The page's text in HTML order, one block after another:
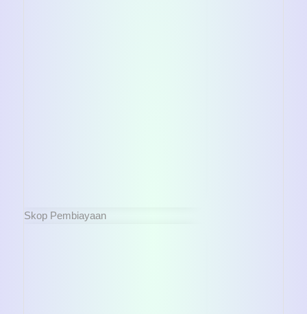
Skop Pembiayaan